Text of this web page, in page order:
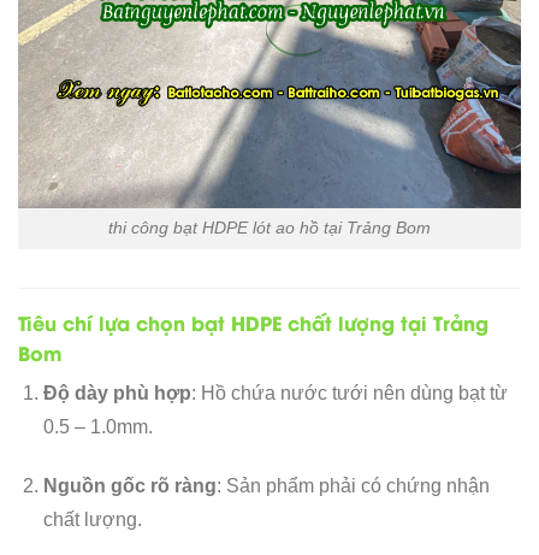
thi công bạt HDPE lót ao hồ tại Trảng Bom
Tiêu chí lựa chọn bạt HDPE chất lượng tại Trảng
Bom
Độ dày phù hợp: Hồ chứa nước tưới nên dùng bạt từ
0.5 – 1.0mm.
Nguồn gốc rõ ràng: Sản phẩm phải có chứng nhận
chất lượng.